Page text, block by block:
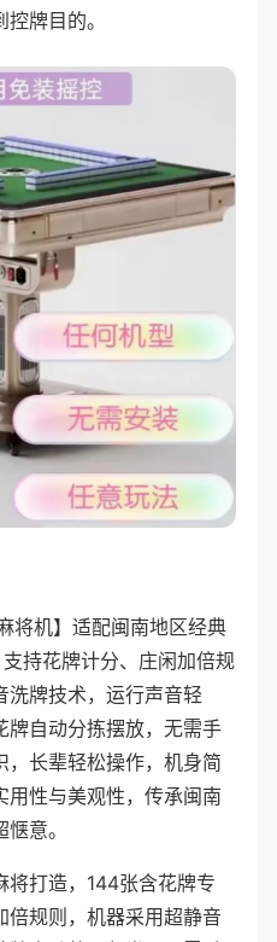
牌目的。
将机】适配闽南地区经典
持花牌计分、庄闲加倍规
洗牌技术，运行声音轻
牌自动分拣摆放，无需手
，长辈轻松操作，机身简
用性与美观性，传承闽南
意。
将打造，144张含花牌专
倍规则，机器采用超静音